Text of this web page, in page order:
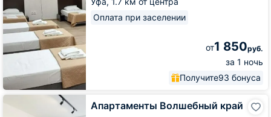
Оплата при заселении
от1 850руб.
за 1 ночь
Получите93 бонуса
Апартаменты Волшебный край
Апартаменты